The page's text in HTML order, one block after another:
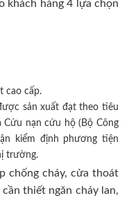
khách hàng 4 lựa chọn
cao cấp.
sản xuất đạt theo tiêu
Cứu nạn cứu hộ (Bộ Công
kiểm định phương tiện
trường.
chống cháy, cửa thoát
thiết ngăn cháy lan,